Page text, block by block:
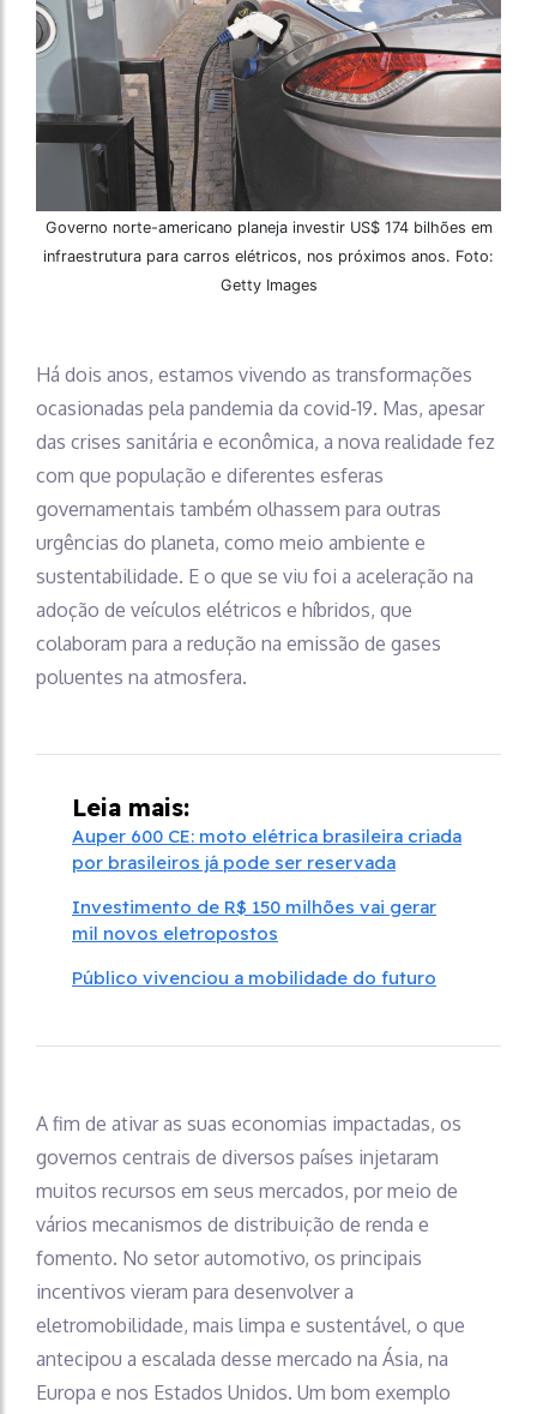
Governo norte-americano planeja investir US$ 174 bilhões em
infraestrutura para carros elétricos, nos próximos anos. Foto:
Getty Images
Há dois anos, estamos vivendo as transformações
ocasionadas pela pandemia da covid-19. Mas, apesar
das crises sanitária e econômica, a nova realidade fez
com que população e diferentes esferas
governamentais também olhassem para outras
urgências do planeta, como meio ambiente e
sustentabilidade. E o que se viu foi a aceleração na
adoção de veículos elétricos e híbridos, que
colaboram para a redução na emissão de gases
poluentes na atmosfera.
Leia mais:
Auper 600 CE: moto elétrica brasileira criada
por brasileiros já pode ser reservada
Investimento de R$ 150 milhões vai gerar
mil novos eletropostos
Público vivenciou a mobilidade do futuro
A fim de ativar as suas economias impactadas, os
governos centrais de diversos países injetaram
muitos recursos em seus mercados, por meio de
vários mecanismos de distribuição de renda e
fomento. No setor automotivo, os principais
incentivos vieram para desenvolver a
eletromobilidade, mais limpa e sustentável, o que
antecipou a escalada desse mercado na Ásia, na
Europa e nos Estados Unidos. Um bom exemplo